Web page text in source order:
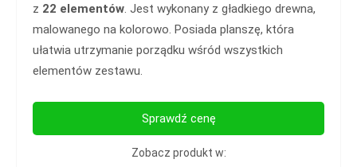
z 22 elementów. Jest wykonany z gładkiego drewna,
malowanego na kolorowo. Posiada planszę, która
ułatwia utrzymanie porządku wśród wszystkich
elementów zestawu.
Sprawdź cenę
Zobacz produkt w: